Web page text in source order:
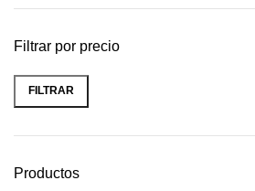
Filtrar por precio
FILTRAR
Productos